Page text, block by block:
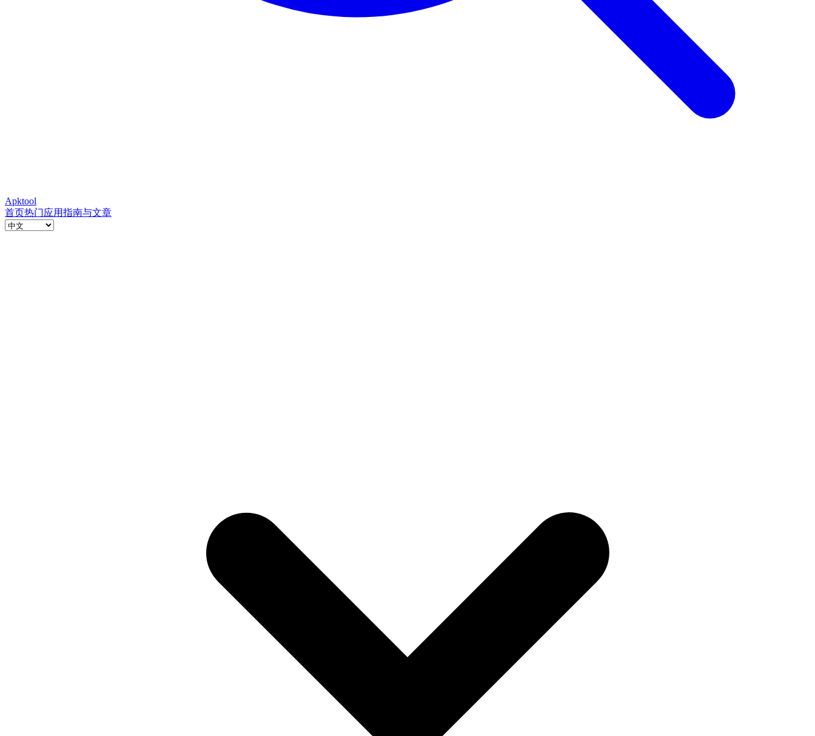
Apktool
首页热门应用指南与文章